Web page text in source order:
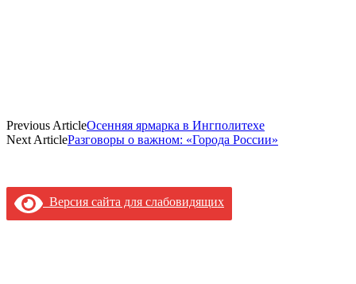
Previous ArticleОсенняя ярмарка в Ингполитехе
Next ArticleРазговоры о важном: «Города России»
Версия сайта для слабовидящих